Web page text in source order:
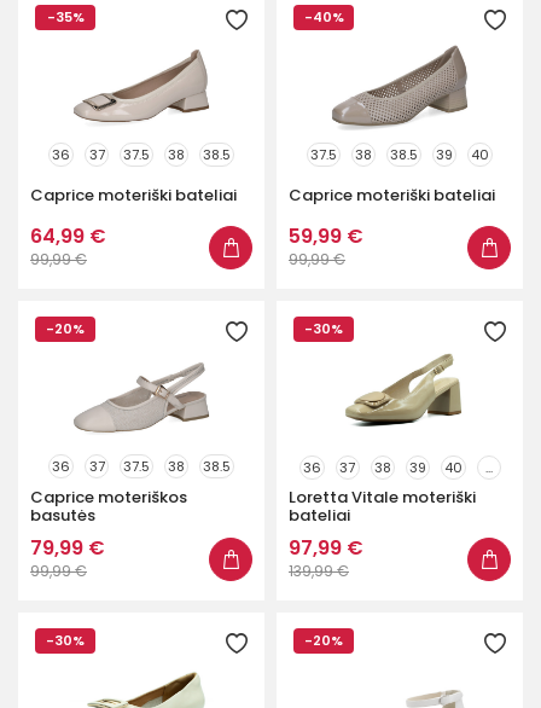
-35%
36 37 37.5 38
38.5
Caprice moteriški bateliai
64,99 €
99,99 €
-40%
37.5 38 38.5 39
40
Caprice moteriški bateliai
59,99 €
99,99 €
-20%
36 37 37.5 38
38.5
...
Caprice moteriškos
basutės
79,99 €
99,99 €
-30%
36 37 38 39 40 ...
Loretta Vitale moteriški
bateliai
97,99 €
139,99 €
-30% -20%